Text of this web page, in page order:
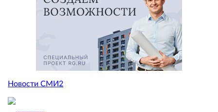
Новости СМИ2